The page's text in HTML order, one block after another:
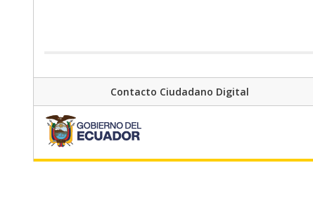
Contacto Ciudadano Digital